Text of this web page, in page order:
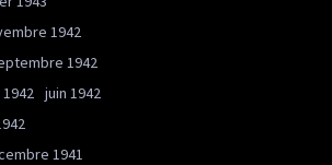
1942
1942
juin 1942
1941